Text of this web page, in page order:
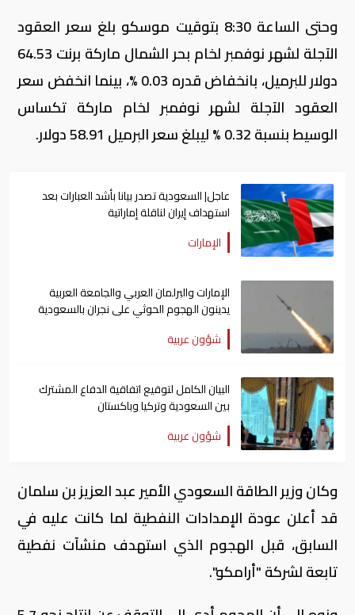
وحتى الساعة 8:30 بتوقيت موسكو بلغ سعر العقود
الآجلة لشهر نوفمبر لخام بحر الشمال ماركة برنت 64.53
دولار للبرميل، بانخفاض قدره 0.03 %، بينما انخفض سعر
العقود الآجلة لشهر نوفمبر لخام ماركة تكساس
الوسيط بنسبة 0.32 % ليبلغ سعر البرميل 58.91 دولار.
عاجل| السعودية تصدر بيانا بأشد العبارات بعد
استهداف إيران لناقلة إماراتية
الإمارات
الإمارات والبرلمان العربي والجامعة العربية
يدينون الهجوم الحوثي على نجران بالسعودية
شؤون عربية
البيان الكامل لتوقيع اتفاقية الدفاع المشترك
بين السعودية وتركيا وباكستان
شؤون عربية
وكان وزير الطاقة السعودي الأمير عبد العزيز بن سلمان
قد أعلن عودة الإمدادات النفطية لما كانت عليه في
السابق، قبل الهجوم الذي استهدف منشآت نفطية
تابعة لشركة "أرامكو".